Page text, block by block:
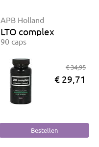
APB Holland
LTO complex
90 caps
€ 34,95
€ 29,71